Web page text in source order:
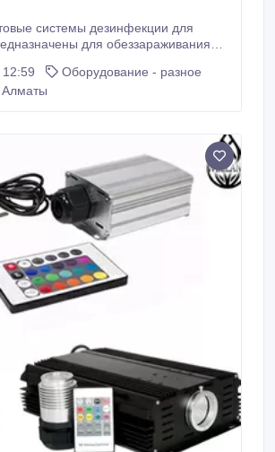
системы дезинфекции для
для обеззараживания
излучения. Ультрафиолетовая
запах хлора, уничтожает
Оборудование - разное
Алматы